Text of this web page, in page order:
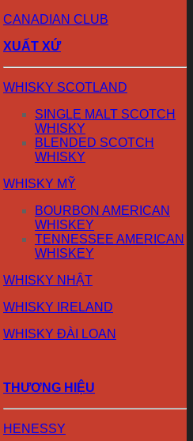
CANADIAN CLUB
XUẤT XỨ
WHISKY SCOTLAND
SINGLE MALT SCOTCH
WHISKY
BLENDED SCOTCH
WHISKY
WHISKY MỸ
BOURBON AMERICAN
WHISKEY
TENNESSEE AMERICAN
WHISKEY
WHISKY NHẬT
WHISKY IRELAND
WHISKY ĐÀI LOAN
THƯƠNG HIỆU
HENESSY